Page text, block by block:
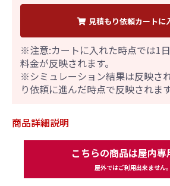
見積もり依頼カートに
※注意:カートに入れた時点では1
料金が反映されます。
※シミュレーション結果は反映さ
り依頼に進んだ時点で反映されます
商品詳細説明
こちらの商品は屋内専
屋外ではご利用出来ません。